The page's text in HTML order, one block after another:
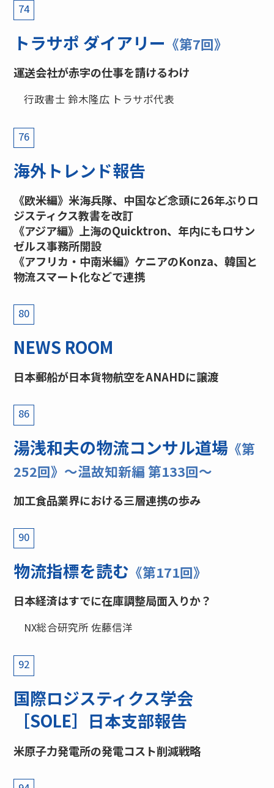
74
トラサポ ダイアリー 《第7回》
運送会社が赤字の仕事を請けるわけ
行政書士 鈴木隆広 トラサポ代表
76
海外トレンド報告
《欧米編》米海兵隊、中国など念頭に26年ぶりロ
ジスティクス教書を改訂
《アジア編》上海のQuicktron、年内にもロサン
ゼルス事務所開設
《アフリカ・中南米編》ケニアのKonza、韓国と
物流スマート化などで連携
80
NEWS ROOM
日本郵船が日本貨物航空をANAHDに譲渡
86
湯浅和夫の物流コンサル道場 《第
252回》〜温故知新編 第133回〜
加工食品業界における三層連携の歩み
90
物流指標を読む 《第171回》
日本経済はすでに在庫調整局面入りか？
NX総合研究所 佐藤信洋
92
国際ロジスティクス学会
［SOLE］日本支部報告
米原子力発電所の発電コスト削減戦略